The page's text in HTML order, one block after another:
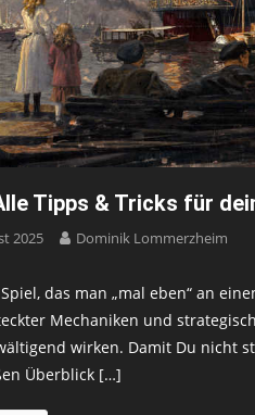
Tipps & Tricks für
2025 Dominik Lommerzheim
das man „mal eben“ an
Mechaniken und
wirken. Damit Du nicht
Überblick […]